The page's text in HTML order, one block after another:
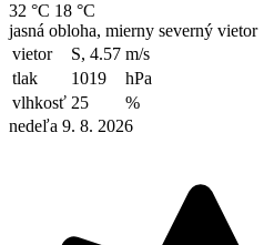
32 °C 18 °C
jasná obloha, mierny severný vietor
vietor
S, 4.57 m/s
tlak
1019
hPa
vlhkosť 25
%
nedeľa 9. 8. 2026